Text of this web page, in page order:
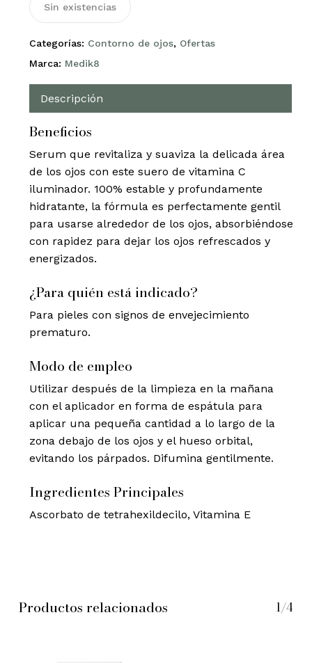
Sin existencias
Categorías: Contorno de ojos, Ofertas
Marca: Medik8
Descripción
Beneficios
Serum que revitaliza y suaviza la delicada área
de los ojos con este suero de vitamina C
iluminador. 100% estable y profundamente
hidratante, la fórmula es perfectamente gentil
para usarse alrededor de los ojos, absorbiéndose
con rapidez para dejar los ojos refrescados y
energizados.
¿Para quién está indicado?
Para pieles con signos de envejecimiento
prematuro.
Modo de empleo
Utilizar después de la limpieza en la mañana
con el aplicador en forma de espátula para
aplicar una pequeña cantidad a lo largo de la
zona debajo de los ojos y el hueso orbital,
evitando los párpados. Difumina gentilmente.
Ingredientes Principales
Ascorbato de tetrahexildecilo, Vitamina E
Productos relacionados 1/4